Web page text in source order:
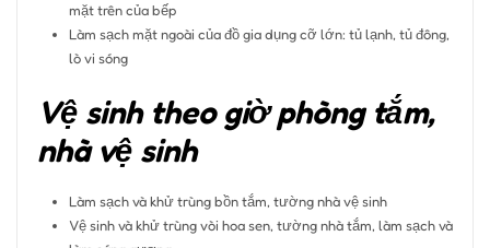
mặt trên của bếp
Làm sạch mặt ngoài của đồ gia dụng cỡ lớn: tủ lạnh, tủ đông,
lò vi sóng
Vệ sinh theo giờ phòng tắm,
nhà vệ sinh
Làm sạch và khử trùng bồn tắm, tường nhà vệ sinh
Vệ sinh và khử trùng vòi hoa sen, tường nhà tắm, làm sạch và